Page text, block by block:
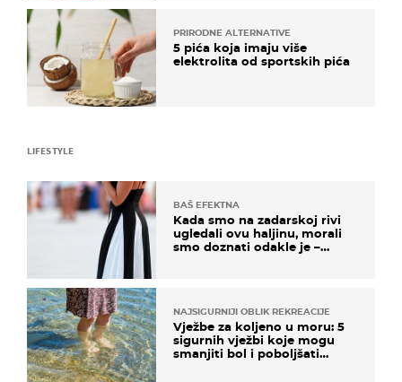
PRIRODNE ALTERNATIVE
5 pića koja imaju više
elektrolita od sportskih pića
LIFESTYLE
BAŠ EFEKTNA
Kada smo na zadarskoj rivi
ugledali ovu haljinu, morali
smo doznati odakle je –
NAJSIGURNIJI OBLIK REKREACIJE
Vježbe za koljeno u moru: 5
sigurnih vježbi koje mogu
smanjiti bol i poboljšati